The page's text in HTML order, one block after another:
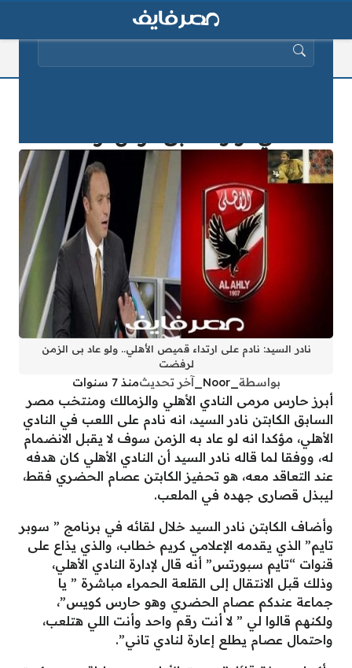
نادر السيد: نادم على ارتداء قميص الأهلي.. ولو عاد بى الزمن
لرفضت
بواسطة _Noor_ آخر تحديثمنذ 7 سنوات
أبرز حارس مرمى النادي الأهلي والزمالك ومنتخب مصر
السابق الكابتن نادر السيد، انه نادم على اللعب في النادي
الأهلي، مؤكدا انه لو عاد به الزمن سوف لا يقبل الانضمام
له، ووفقا لما قاله نادر السيد أن النادي الأهلي كان هدفه
عند التعاقد معه، هو تحفيز الكابتن عصام الحضري فقط،
ليبذل قصارى جهده في الملعب.
وأضاف الكابتن نادر السيد خلال لقائه في برنامج ” سوبر
تايم” الذي يقدمه الإعلامي كريم خطاب، والذي يذاع على
قنوات “تايم سبورتس” أنه قال لإدارة النادي الأهلي،
وذلك قبل الانتقال إلى القلعة الحمراء مباشرة ” يا
جماعة عندكم عصام الحضري وهو حارس كويس”،
ولكنهم قالوا لي ” لا أنت رقم واحد وأنت اللي هتلعب،
واحتمال عصام يطلع إعارة لنادي تاني”.
البحث عن: